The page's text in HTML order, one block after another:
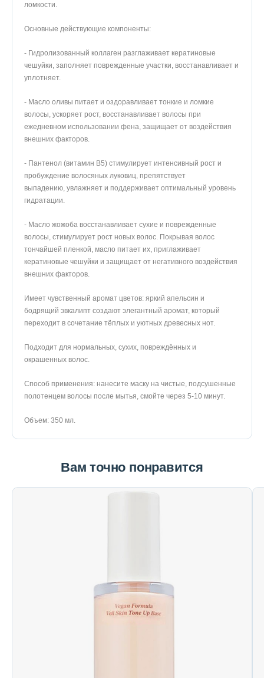
ломкости.
Основные действующие компоненты:
- Гидролизованный коллаген разглаживает кератиновые
чешуйки, заполняет поврежденные участки, восстанавливает и
уплотняет.
- Масло оливы питает и оздоравливает тонкие и ломкие
волосы, ускоряет рост, восстанавливает волосы при
ежедневном использовании фена, защищает от воздействия
внешних факторов.
- Пантенол (витамин B5) стимулирует интенсивный рост и
пробуждение волосяных луковиц, препятствует
выпадению, увлажняет и поддерживает оптимальный уровень
гидратации.
- Масло жожоба восстанавливает сухие и поврежденные
волосы, стимулирует рост новых волос. Покрывая волос
тончайшей пленкой, масло питает их, приглаживает
кератиновые чешуйки и защищает от негативного воздействия
внешних факторов.
Имеет чувственный аромат цветов: яркий апельсин и
бодрящий эвкалипт создают элегантный аромат, который
переходит в сочетание тёплых и уютных древесных нот.
Подходит для нормальных, сухих, повреждённых и
окрашенных волос.
Способ применения: нанесите маску на чистые, подсушенные
полотенцем волосы после мытья, смойте через 5-10 минут.
Объем: 350 мл.
Вам точно понравится